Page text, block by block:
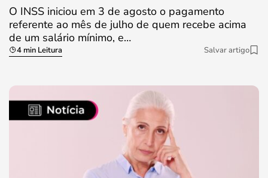
O INSS iniciou em 3 de agosto o pagamento
referente ao mês de julho de quem recebe acima
de um salário mínimo, e…
4 min Leitura Salvar artigo